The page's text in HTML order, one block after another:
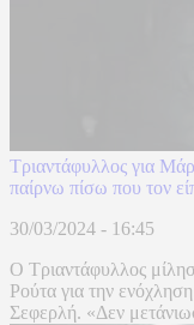
Τριαντάφυλλος για
παίρνω πίσω που τον
30/03/2024 - 16:45
O Τριαντάφυλλος
Ρούτα για την
Σεφερλή. «Δεν